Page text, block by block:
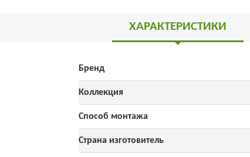
ХАРАКТЕРИСТИКИ
Бренд
Коллекция
Способ монтажа
Страна изготовитель